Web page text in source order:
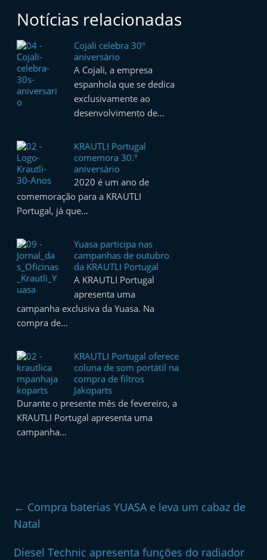
Notícias relacionadas
Cojali celebra 30º
aniversário
A Cojali, a empresa
espanhola que se dedica
exclusivamente ao
desenvolvimento de…
KRAUTLI Portugal
comemora 30.º
aniversário
2020 é um ano de
comemoração para a KRAUTLI
Portugal, já que…
Yuasa participa nas
campanhas de outubro
da KRAUTLI Portugal
A KRAUTLI Portugal
apresenta uma
campanha exclusiva da Yuasa. Na
compra de…
KRAUTLI Portugal oferece
coluna de som portátil na
compra de filtros
Jakoparts
Durante o presente mês de fevereiro, a
KRAUTLI Portugal apresenta uma
campanha…
← Compra baterias YUASA e leva um cabaz de
Natal
Diesel Technic apresenta funções do radiador